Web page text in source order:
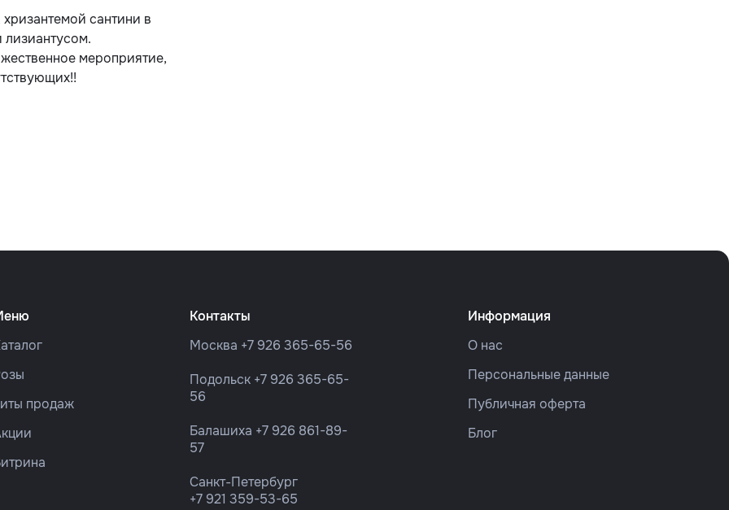
сантини в
лизиантусом.
мероприятие,
продаж
Контакты
Москва +7 926 365-65-56
Подольск +7 926 365-65-
56
Балашиха +7 926 861-89-
57
Санкт-Петербург
+7 921 359-53-65
Информация
О нас
Персональные данные
Публичная оферта
Блог